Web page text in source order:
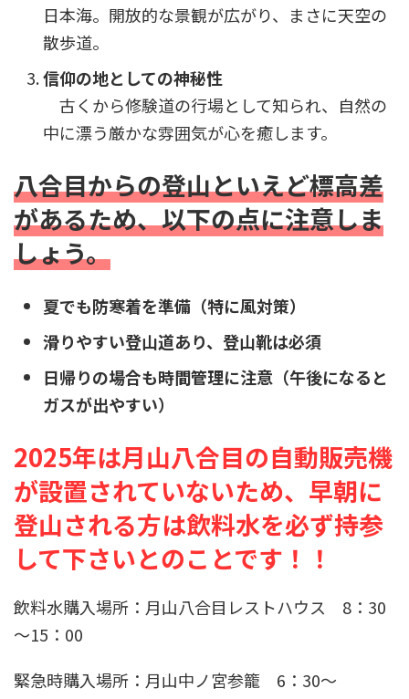
日本海。開放的な景観が広がり、まさに天空の
散歩道。
信仰の地としての神秘性
古くから修験道の行場として知られ、自然の
中に漂う厳かな雰囲気が心を癒します。
八合目からの登山といえど標高差
があるため、以下の点に注意しま
しょう。
夏でも防寒着を準備（特に風対策）
滑りやすい登山道あり、登山靴は必須
日帰りの場合も時間管理に注意（午後になると
ガスが出やすい）
2025年は月山八合目の自動販売機
が設置されていないため、早朝に
登山される方は飲料水を必ず持参
して下さいとのことです！！
飲料水購入場所：月山八合目レストハウス 8：30
～15：00
緊急時購入場所：月山中ノ宮参籠 6：30～